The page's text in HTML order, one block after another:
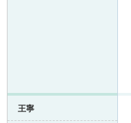
王寧